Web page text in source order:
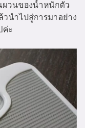
ผวนของน้ำหนักตัว
วนำไปสู่การมาอย่าง
ค่ะ